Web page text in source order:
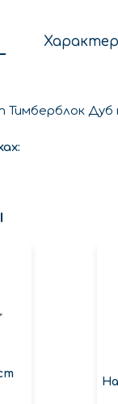
Дуб